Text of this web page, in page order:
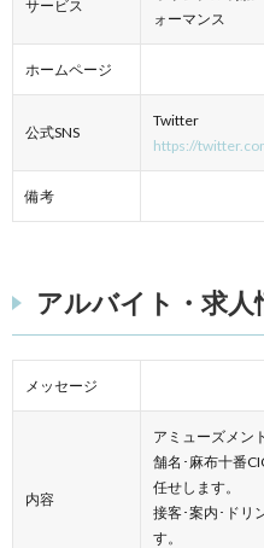
サービス
ォーマンス
ホームページ
公式SNS
Twitter
https://
備考
アルバイト・求人
メッセージ
内容
アミューズメン
舗名･麻布十番
任せします。
接客･案内･ドリ
す。